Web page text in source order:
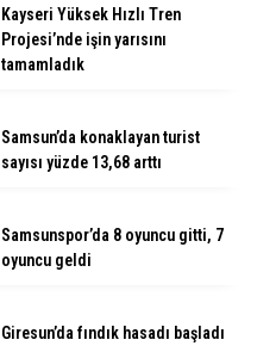
Kayseri Yüksek Hızlı Tren
Projesi’nde işin yarısını
tamamladık
Samsun’da konaklayan turist
sayısı yüzde 13,68 arttı
Samsunspor’da 8 oyuncu gitti, 7
oyuncu geldi
Giresun’da fındık hasadı başladı